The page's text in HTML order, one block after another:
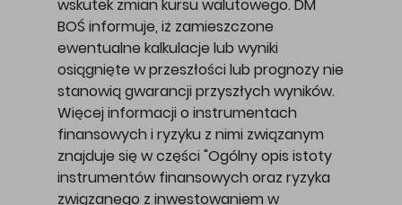
wskutek zmian kursu walutowego. DM
BOŚ informuje, iż zamieszczone
ewentualne kalkulacje lub wyniki
osiągnięte w przeszłości lub prognozy nie
stanowią gwarancji przyszłych wyników.
Więcej informacji o instrumentach
finansowych i ryzyku z nimi związanym
znajduje się w części "Ogólny opis istoty
instrumentów finansowych oraz ryzyka
związanego z inwestowaniem w